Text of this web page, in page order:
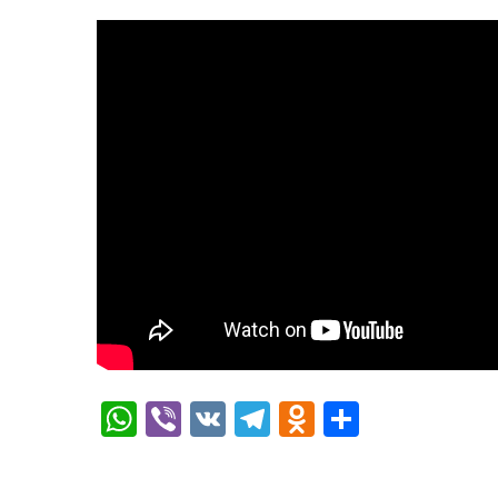
WhatsApp
Viber
VK Telegram